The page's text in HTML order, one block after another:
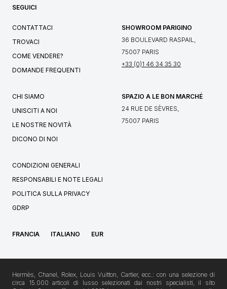
SEGUICI
CONTATTACI
TROVACI
COME VENDERE?
DOMANDE FREQUENTI
SHOWROOM PARIGINO
36 BOULEVARD RASPAIL,
75007 PARIS
+33 (0)1 46 34 35 30
CHI SIAMO
UNISCITI A NOI
LE NOSTRE NOVITÀ
DICONO DI NOI
SPAZIO A LE BON MARCHÉ
24 RUE DE SÈVRES,
75007 PARIS
CONDIZIONI GENERALI
RESPONSABILI E NOTE LEGALI
POLITICA SULLA PRIVACY
GDRP
FRANCIA ITALIANO EUR
Hermès, Chanel, Rolex, Louis Vuitton, Cartier, ecc.: con una selezione di
circa 15.000 articoli di lusso selezionati dai nostri specialisti, il sito